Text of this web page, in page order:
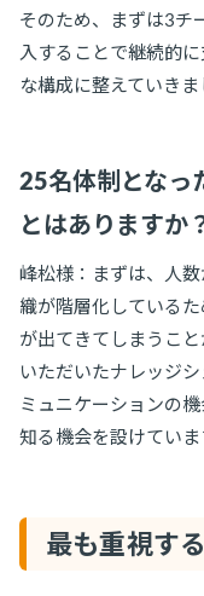
そのため、まずは3チ
入することで継続的
な構成に整えていきま
25名体制となっ
とはありますか
峰松様：まずは、人
織が階層化している
が出てきてしまうこ
いただいたナレッジ
ミュニケーションの
知る機会を設けていま
最も重視す